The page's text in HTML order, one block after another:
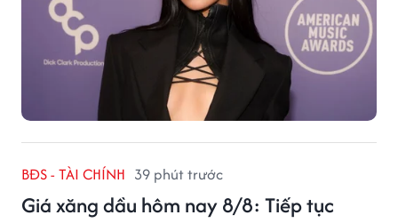
BĐS - TÀI CHÍNH 39 phút trước
Giá xăng dầu hôm nay 8/8: Tiếp tục